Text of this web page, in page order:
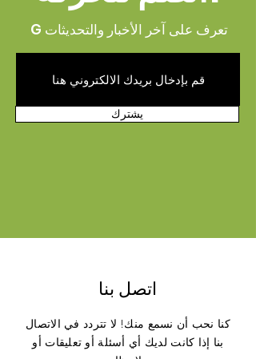
في موقعك ويمكنها أيضًا تعزيز تحسين
محركات البحث لموقعك.
G تعرف على آخر الأخبار والتحديثات
يشترك
اتصل بنا
كنا نحب أن نسمع منك! لا تتردد في الاتصال
بنا إذا كانت لديك أي أسئلة أو تعليقات أو